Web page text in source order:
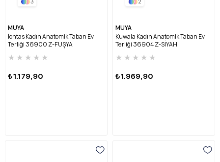
MUYA
İontas Kadın Anatomik Taban Ev
Terliği 36900 Z-FUŞYA
★ ★ ★ ★ ★
₺1.179,90
MUYA
Kuwala Kadın Anatomik Taban Ev
Terliği 36904 Z-SİYAH
★ ★ ★ ★ ★
₺1.969,90